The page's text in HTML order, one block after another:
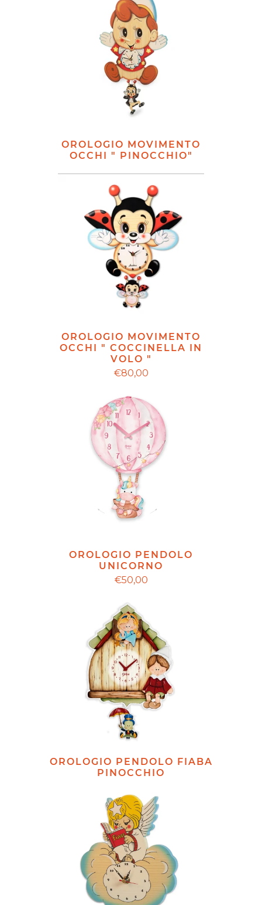
OROLOGIO MOVIMENTO
OCCHI " PINOCCHIO"
OROLOGIO MOVIMENTO
OCCHI " COCCINELLA IN
VOLO "
€80,00
OROLOGIO PENDOLO
UNICORNO
€50,00
OROLOGIO PENDOLO FIABA
PINOCCHIO